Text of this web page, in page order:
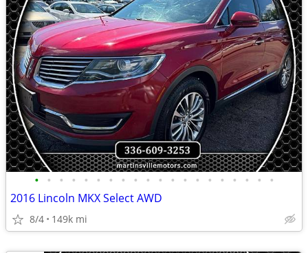
• • • • • • • • • • • • • • • • • • • •
2016 Lincoln MKX Select AWD
8/4 149k mi